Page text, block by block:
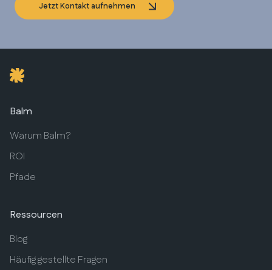
Jetzt Kontakt aufnehmen
Balm
Warum Balm?
ROI
Pfade
Ressourcen
Blog
Häufig gestellte Fragen